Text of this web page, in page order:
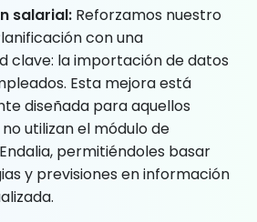
salarial: Reforzamos nuestro
con una
clave: la importación de datos
Esta mejora está
diseñada para aquellos
utilizan el módulo de
permitiéndoles basar
y previsiones en información